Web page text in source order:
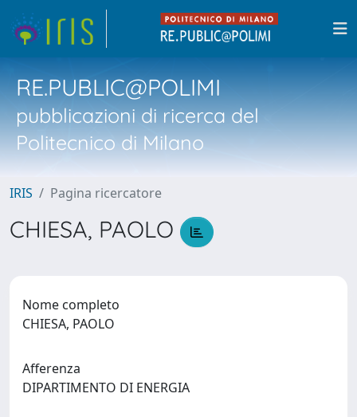
RE.PUBLIC@POLIMI
pubblicazioni di ricerca del
Politecnico di Milano
IRIS Pagina ricercatore
CHIESA, PAOLO
Nome completo
CHIESA, PAOLO
Afferenza
DIPARTIMENTO DI ENERGIA